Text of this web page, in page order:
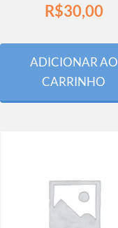
R$30,00
ADICIONAR AO
CARRINHO